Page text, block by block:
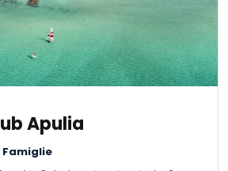
Apulia
Famiglie